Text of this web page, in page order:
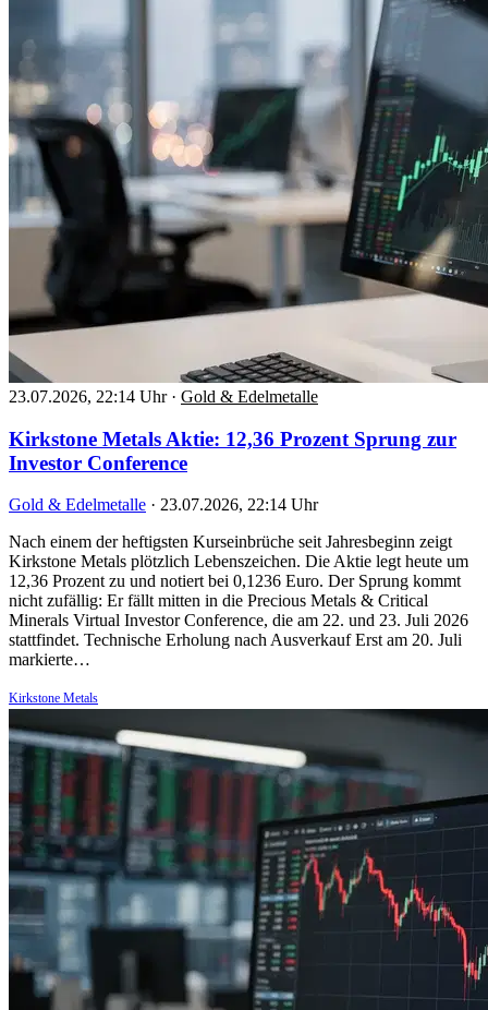
23.07.2026, 22:14 Uhr · Gold & Edelmetalle
Kirkstone Metals Aktie: 12,36 Prozent Sprung zur
Investor Conference
Gold & Edelmetalle · 23.07.2026, 22:14 Uhr
Nach einem der heftigsten Kurseinbrüche seit Jahresbeginn zeigt
Kirkstone Metals plötzlich Lebenszeichen. Die Aktie legt heute um
12,36 Prozent zu und notiert bei 0,1236 Euro. Der Sprung kommt
nicht zufällig: Er fällt mitten in die Precious Metals & Critical
Minerals Virtual Investor Conference, die am 22. und 23. Juli 2026
stattfindet. Technische Erholung nach Ausverkauf Erst am 20. Juli
markierte…
Kirkstone Metals